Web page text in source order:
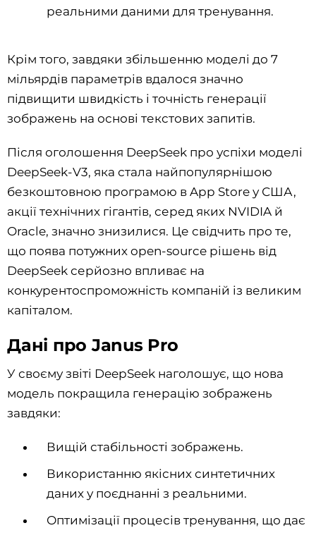
реальними даними для тренування.
Крім того, завдяки збільшенню моделі до 7
мільярдів параметрів вдалося значно
підвищити швидкість і точність генерації
зображень на основі текстових запитів.
Після оголошення DeepSeek про успіхи моделі
DeepSeek-V3, яка стала найпопулярнішою
безкоштовною програмою в App Store у США,
акції технічних гігантів, серед яких NVIDIA й
Oracle, значно знизилися. Це свідчить про те,
що поява потужних open-source рішень від
DeepSeek серйозно впливає на
конкурентоспроможність компаній із великим
капіталом.
Дані про Janus Pro
У своєму звіті DeepSeek наголошує, що нова
модель покращила генерацію зображень
завдяки:
Вищій стабільності зображень.
Використанню якісних синтетичних
даних у поєднанні з реальними.
Оптимізації процесів тренування, що дає